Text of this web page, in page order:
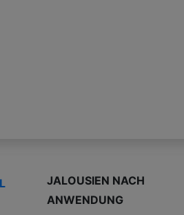
JALOUSIEN NACH
ANWENDUNG